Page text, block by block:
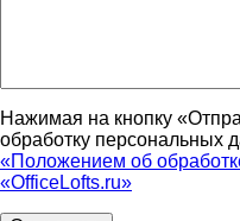
Нажимая на кнопку
обработку персональных
«Положением об
«OfficeLofts.ru»